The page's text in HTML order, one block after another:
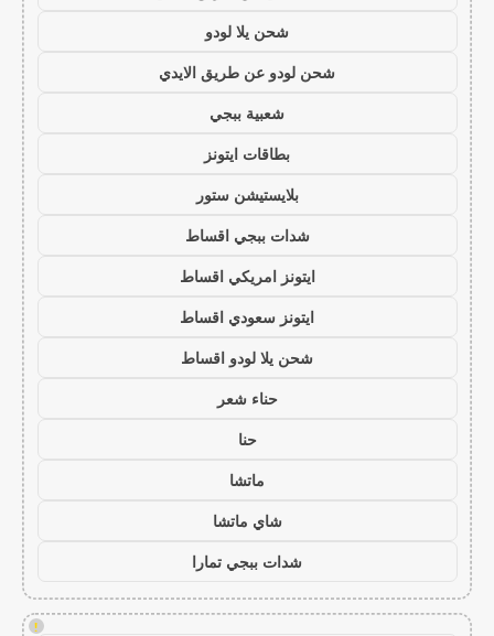
شحن يلا لودو
شحن لودو عن طريق الايدي
شعبية ببجي
بطاقات ايتونز
بلايستيشن ستور
شدات ببجي اقساط
ايتونز امريكي اقساط
ايتونز سعودي اقساط
شحن يلا لودو اقساط
حناء شعر
حنا
ماتشا
شاي ماتشا
شدات ببجي تمارا
!